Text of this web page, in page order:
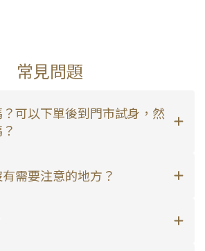
常見問題
可以下單後到門市試身，然
需要注意的地方？